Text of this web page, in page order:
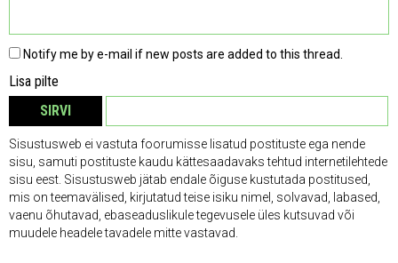
Notify me by e-mail if new posts are added to this thread.
Lisa pilte
SIRVI
Sisustusweb ei vastuta foorumisse lisatud postituste ega nende
sisu, samuti postituste kaudu kättesaadavaks tehtud internetilehtede
sisu eest. Sisustusweb jätab endale õiguse kustutada postitused,
mis on teemavälised, kirjutatud teise isiku nimel, solvavad, labased,
vaenu õhutavad, ebaseaduslikule tegevusele üles kutsuvad või
muudele headele tavadele mitte vastavad.